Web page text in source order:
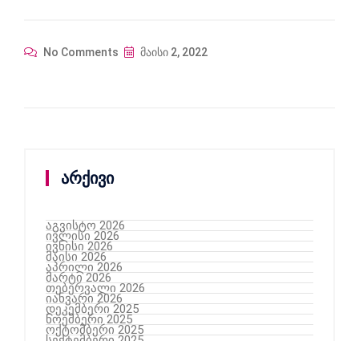
No Comments მაისი 2, 2022
არქივი
აგვისტო 2026
ივლისი 2026
ივნისი 2026
მაისი 2026
აპრილი 2026
მარტი 2026
თებერვალი 2026
იანვარი 2026
დეკემბერი 2025
ნოემბერი 2025
ოქტომბერი 2025